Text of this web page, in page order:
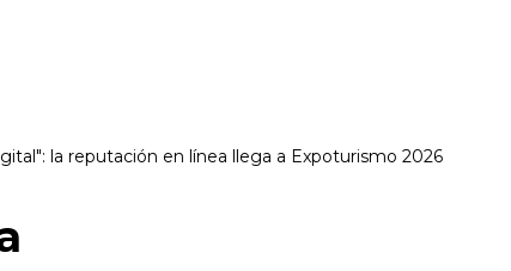
la reputación en línea llega a Expoturismo 2026